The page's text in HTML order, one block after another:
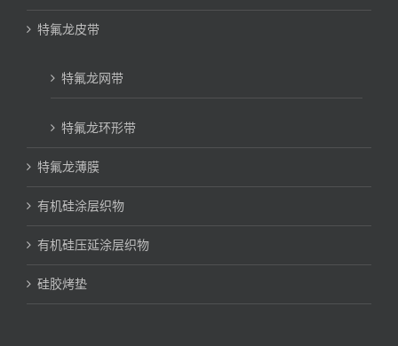
特氟龙皮带
特氟龙网带
特氟龙环形带
特氟龙薄膜
有机硅涂层织物
有机硅压延涂层织物
硅胶烤垫